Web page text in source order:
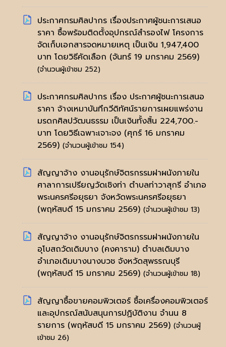
ประกาศกรมศิลปากร เรื่องประกาศผู้ชนะการเสนอ
ราคา ซื้อพร้อมติดตั้งอุปกรณ์สำรองไฟ โครงการ
จัดเก็บเอกสารจดหมายเหตุ เป็นเงิน 1,947,400
บาท โดยวิธีคัดเลือก (จันทร์ 19 มกราคม 2569)
(จำนวนผู้เข้าชม 252)
ประกาศกรมศิลปากร เรื่อง ประกาศผู้ชนะการเสนอ
ราคา จ้างเหมาบันทึกวีดิทัศน์รายการเผยแพร่งาน
มรดกศิลปวัฒนธรรม เป็นเงินทั้งสิ้น 224,700.-
บาท โดยวิธีเฉพาะเจาะจง (ศุกร์ 16 มกราคม
2569) (จำนวนผู้เข้าชม 154)
สัญญาจ้าง งานอนุรักษ์จิตรกรรมฝาผนังภายใน
ศาลาการเปรียญวัดเชิงท่า ตำบลท่าวาสุกรี อำเภอ
พระนครศรีอยุธยา จังหวัดพระนครศรีอยุธยา
(พฤหัสบดี 15 มกราคม 2569) (จำนวนผู้เข้าชม 13)
สัญญาจ้าง งานอนุรักษ์จิตรกรรมฝาผนังภายใน
อุโบสถวัดเดิมบาง (คงคาราม) ตำบลเดิมบาง
อำเภอเดิมบางนางบวช จังหวัดสุพรรณบุรี
(พฤหัสบดี 15 มกราคม 2569) (จำนวนผู้เข้าชม 18)
สัญญาซื้อขายคอมพิวเตอร์ ซื้อเครื่องคอมพิวเตอร์
และอุปกรณ์สนับสนุนการปฏิบัติงาน จำนน 8
รายการ (พฤหัสบดี 15 มกราคม 2569) (จำนวนผู้
เข้าชม 26)